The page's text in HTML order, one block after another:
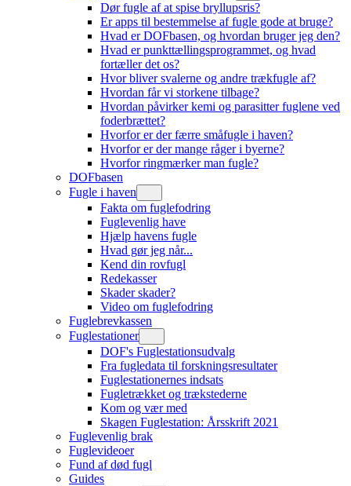
Dør fugle af at spise bryllupsris?
Er apps til bestemmelse af fugle gode at bruge?
Hvad er DOFbasen, og hvordan bruger jeg den?
Hvad er punkttællingsprogrammet, og hvad
fortæller det os?
Hvor bliver svalerne og andre trækfugle af?
Hvordan får vi storkene tilbage?
Hvordan påvirker kemi og parasitter fuglene ved
foderbrættet?
Hvorfor er der færre småfugle i haven?
Hvorfor er der mange råger i byerne?
Hvorfor ringmærker man fugle?
DOFbasen
Fugle i haven
Fakta om fuglefodring
Fuglevenlig have
Hjælp havens fugle
Hvad gør jeg når...
Kend din rovfugl
Redekasser
Skader skader?
Video om fuglefodring
Fuglebrevkassen
Fuglestationer
DOF's Fuglestationsudvalg
Fra fugledata til forskningsresultater
Fuglestationernes indsats
Fugletrækket og trækstederne
Kom og vær med
Skagen Fuglestation: Årsskrift 2021
Fuglevenlig brak
Fuglevideoer
Fund af død fugl
Guides